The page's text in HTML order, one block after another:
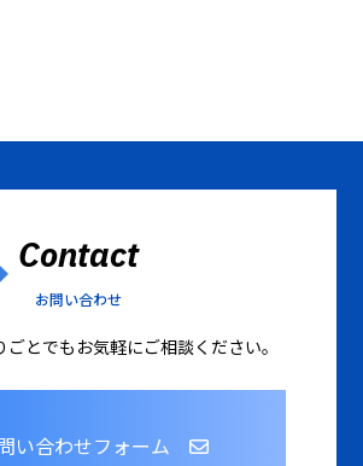
Contact
お問い合わせ
ごとでもお気軽にご相談ください。
い合わせフォーム